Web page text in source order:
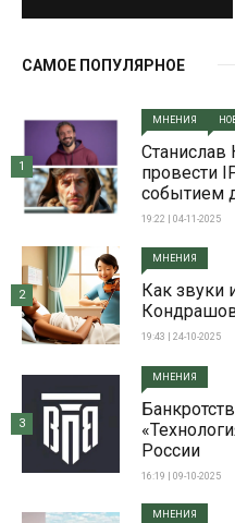
САМОЕ ПОПУЛЯРНОЕ
МНЕНИЯ
провести
событием
19:22 | 04-11-2025
1
МНЕНИЯ
Как звуки
19:43 | 24-10-2025
2
МНЕНИЯ
России
16:19 | 09-10-2025
3
МНЕНИЯ